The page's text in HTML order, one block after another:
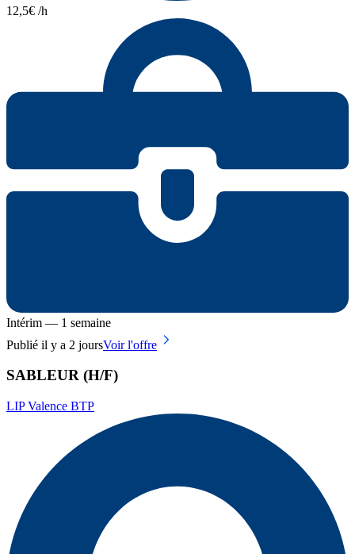
12,5€ /h
Intérim — 1 semaine
Publié il y a 2 joursVoir l'offre
SABLEUR (H/F)
LIP Valence BTP